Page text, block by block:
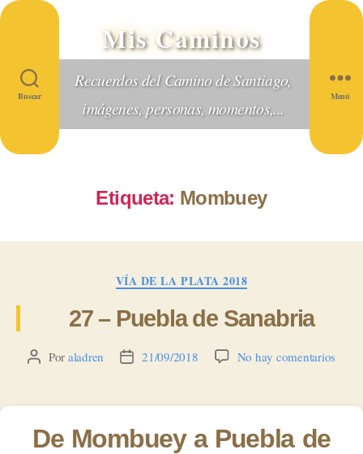
Buscar
Mis Caminos
Recuerdos del Camino de Santiago,
imágenes, personas, momentos,...
Menú
Etiqueta: Mombuey
Categorías
VÍA DE LA PLATA 2018
27 – Puebla de Sanabria
Autor
entrada
Por aladren
Fecha
entrada
21/09/2018 No hay comentarios
De Mombuey a Puebla de